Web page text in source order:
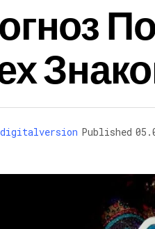
digitalversion Published